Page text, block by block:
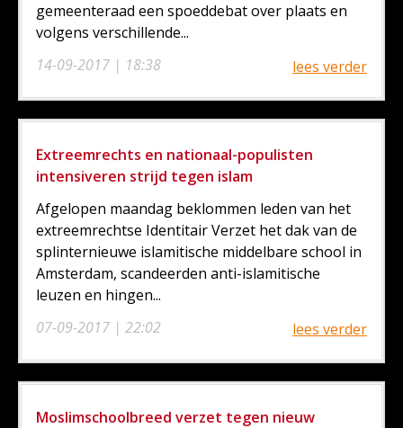
14-09-2017 | 18:38
gemeenteraad een spoeddebat over plaats en
volgens verschillende...
lees verder
Extreemrechts en nationaal-populisten
intensiveren strijd tegen islam
07-09-2017 | 22:02
Afgelopen maandag beklommen leden van het
extreemrechtse Identitair Verzet het dak van de
splinternieuwe islamitische middelbare school in
Amsterdam, scandeerden anti-islamitische
leuzen en hingen...
lees verder
Moslimschoolbreed verzet tegen nieuw